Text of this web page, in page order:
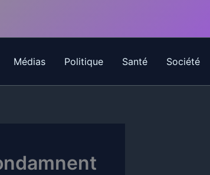
Médias Politique Santé Société